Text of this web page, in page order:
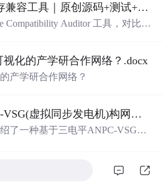
结构和风险项，识别变更影响。
项自动化测试、可复现合成示
零第三方依赖，不包含热点产品
官方截图、论文、生产日志或其
Flash模型版本缓存兼容工具｜原创源码+测试+离线报告
Compatibility Auditor 工具，对比两
JSON/SVG 报告、1080×720
、运行说明、功能清单、MIT
化的产学研合作网络？.docx
产学研合作网络？
基于三电平ANPC-VSG(虚拟同步发电机)构网型逆变器控制+双闭环+中点电位平衡控制
了一种基于三电平ANPC-VSG
真模型。该模型为未发表的原创研